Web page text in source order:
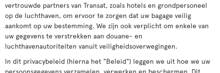
vertrouwde partners van Transat, zoals hotels en grondpersoneel
op de luchthaven, om ervoor te zorgen dat uw bagage veilig
aankomt op uw bestemming. We zijn ook verplicht om enkele van
uw gegevens te verstrekken aan douane- en
luchthavenautoriteiten vanuit veiligheidsoverwegingen.
In dit privacybeleid (hierna het "Beleid") leggen we uit hoe we uw